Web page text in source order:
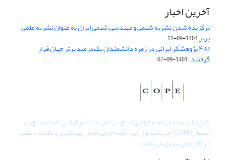
آخرین اخبار
برگزیده شدن نشریه شیمی و مهندسی شیمی ایران به عنوان نشریه علمی
برتر1404-09-11
۴۸۱ پژوهشگر ایرانی در زمره دانشمندان یک‌درصد برتر جهان قرار
گرفتند.1401-09-07
"این نشریه با احترام به قوانین اخلاق در نشریات، تابع قوانین کمیتۀ اخلاق در
انتشار (COPE) می باشد و از آیین نامه اجرایی قانون پیشگیری و مقابله با تقلب
در آثار علمی پیروی می نماید".